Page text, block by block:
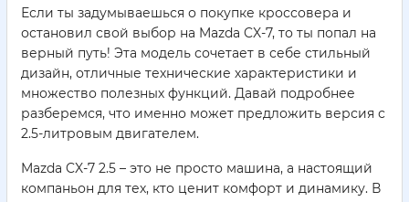
Если ты задумываешься о покупке кроссовера и
остановил свой выбор на Mazda CX-7, то ты попал на
верный путь! Эта модель сочетает в себе стильный
дизайн, отличные технические характеристики и
множество полезных функций. Давай подробнее
разберемся, что именно может предложить версия с
2.5-литровым двигателем.
Mazda CX-7 2.5 – это не просто машина, а настоящий
компаньон для тех, кто ценит комфорт и динамику. В